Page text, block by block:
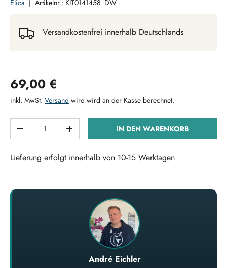
Elica | Artikelnr.: KIT0141458_DW
Versandkostenfrei innerhalb Deutschlands
Normaler Preis
69,00 €
inkl. MwSt. Versand wird wird an der Kasse berechnet.
MENGE VERRINGERNMENGE ERHÖHENIN DEN WARENKORB
Lieferung erfolgt innerhalb von 10-15 Werktagen
André Eichler